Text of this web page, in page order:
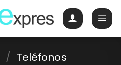
/ Teléfonos